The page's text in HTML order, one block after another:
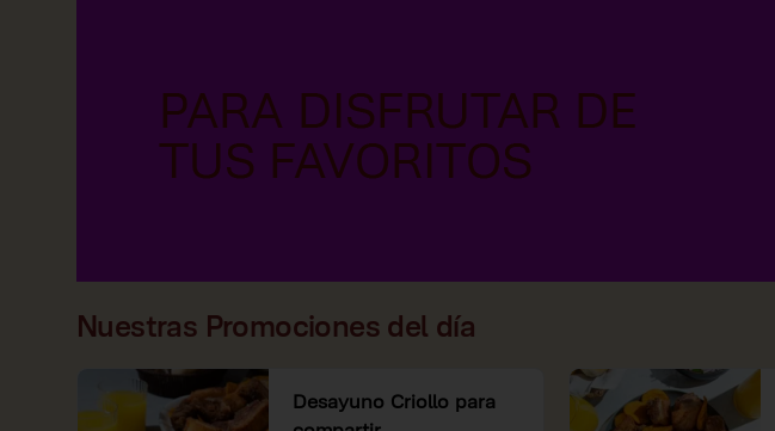
Nuestras Promociones del día
Desayuno Criollo para